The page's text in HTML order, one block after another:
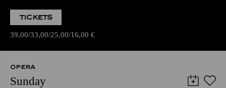
TICKETS
39,00 33,00 25,00 16,00 €
OPERA
Sunday